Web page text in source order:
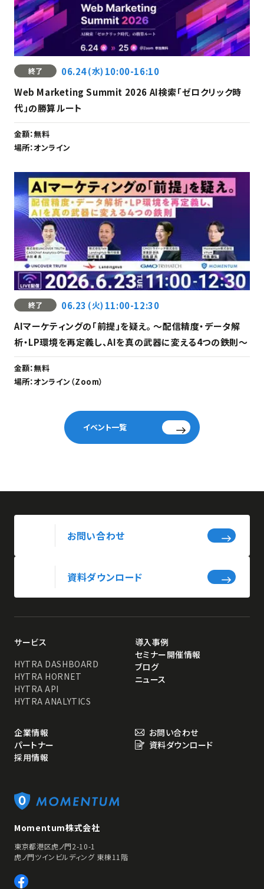
終了 06.24(水) 10:00-16:10
Web Marketing Summit 2026 AI検索「ゼロクリック時
代」の勝算ルート
金額：無料
場所：オンライン
終了 06.23 (火) 11:00-12:30
AIマーケティングの「前提」を疑え。 〜配信精度・データ解
析・LP環境を再定義し、AIを真の武器に変える4つの鉄則〜
金額：無料
場所：オンライン（Zoom）
イベント一覧
お問い合わせ
資料ダウンロード
サービス
HYTRA DASHBOARD
HYTRA HORNET
HYTRA API
HYTRA ANALYTICS
導入事例
セミナー開催情報
ブログ
ニュース
企業情報
パートナー
採用情報
お問い合わせ
資料ダウンロード
Momentum株式会社
東京都港区虎ノ門2-10-1
虎ノ門ツインビルディング 東棟11階